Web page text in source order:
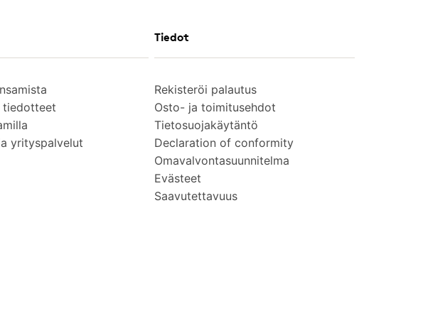
tiedotteet
yrityspalvelut
Tiedot
Rekisteröi palautus
Osto- ja toimitusehdot
Tietosuojakäytäntö
Declaration of conformity
Omavalvontasuunnitelma
Evästeet
Saavutettavuus